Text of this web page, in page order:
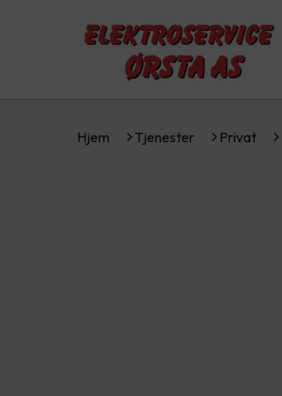
Hjem Tjenester Privat